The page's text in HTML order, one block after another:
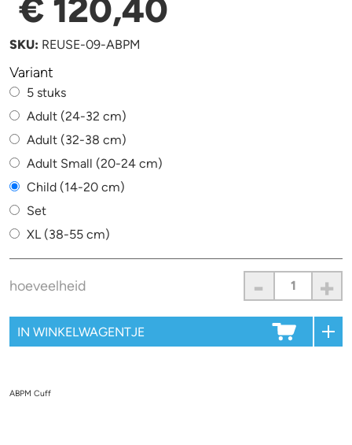
€ 120,40
SKU: REUSE-09-ABPM
Variant
5 stuks
Adult (24-32 cm)
Adult (32-38 cm)
Adult Small (20-24 cm)
Child (14-20 cm)
Set
XL (38-55 cm)
hoeveelheid - +
ABPM Cuff